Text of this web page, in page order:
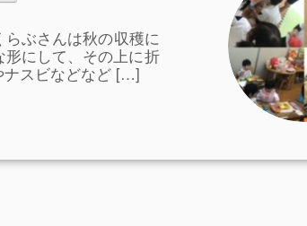
ぶさんは秋の収穫に
にして、その上に折
ナスビなどなど […]